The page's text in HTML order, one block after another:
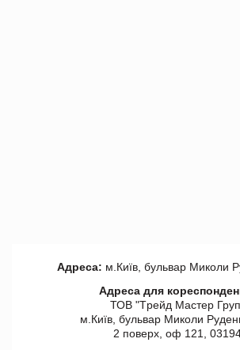
Адреса: м.Київ, бульвар Миколи
Адреса для
ТОВ "Tрейд Мастер
м.Київ, бульвар Миколи
2 поверх, оф 121,